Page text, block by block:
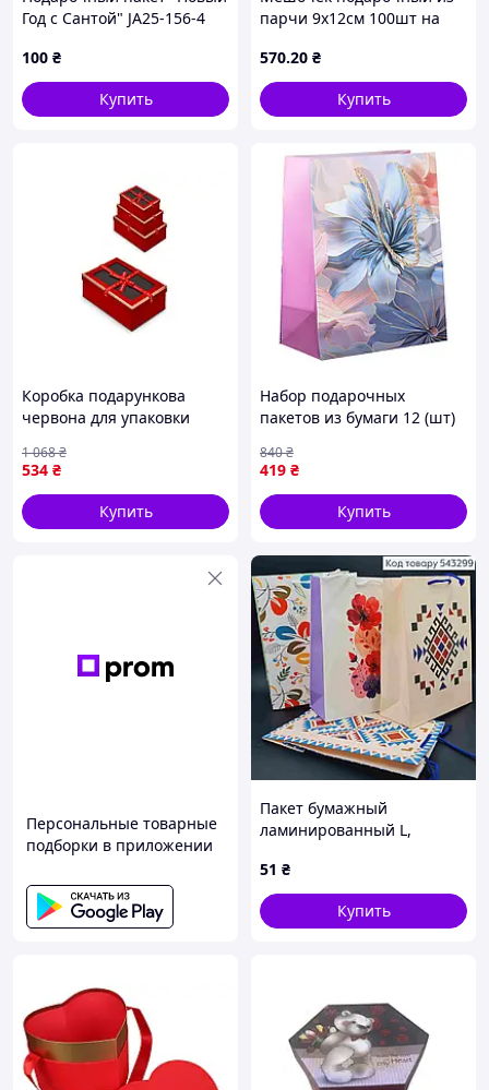
Год с Сантой" JA25-156-4
100 ₴
Купить
парчи 9x12см 100шт на
570.20 ₴
Купить
Коробка подарункова
червона для упаковки
різними розмірами
R33283R ТМ STENSON
534 ₴
1 068₴
Купить
Набор подарочных
пакетов из бумаги 12 (шт)
пакеты для подарков
18×10×23 (см) HP-10359-8
419 ₴
840₴
Купить
Персональные товарные
подборки в приложении
Пакет бумажный
ламинированный L,
ассортименте, Украина
51 ₴
Купить